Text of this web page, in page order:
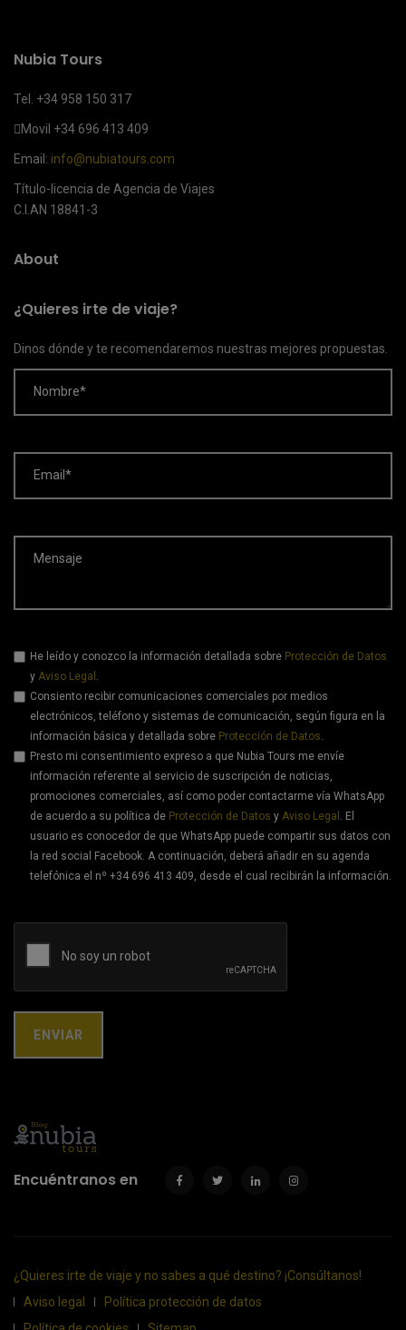
Nubia Tours
Tel. +34 958 150 317
Movil +34 696 413 409
Email: info@nubiatours.com
Título-licencia de Agencia de Viajes
C.I.AN 18841-3
About
¿Quieres irte de viaje?
Dinos dónde y te recomendaremos nuestras mejores propuestas.
Nombre*
Email*
Mensaje
He leído y conozco la información detallada sobre Protección de Datos
y Aviso Legal .
Consiento recibir comunicaciones comerciales por medios
electrónicos, teléfono y sistemas de comunicación, según figura en la
información básica y detallada sobre Protección de Datos.
Presto mi consentimiento expreso a que Nubia Tours me envíe
información referente al servicio de suscripción de noticias,
promociones comerciales, así como poder contactarme vía WhatsApp
de acuerdo a su política de Protección de Datos y Aviso Legal . El
usuario es conocedor de que WhatsApp puede compartir sus datos con
la red social Facebook. A continuación, deberá añadir en su agenda
telefónica el nº +34 696 413 409, desde el cual recibirán la información.
Encuéntranos en
¿Quieres irte de viaje y no sabes a qué destino? ¡Consúltanos!
Aviso legal
Política protección de datos